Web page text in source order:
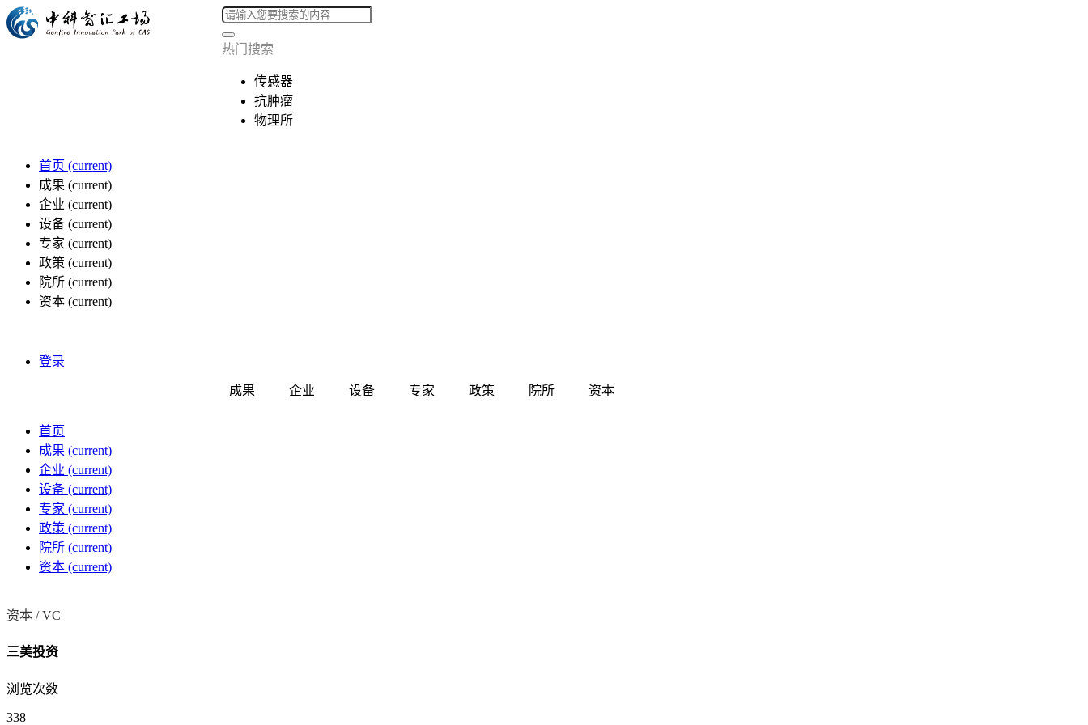
热门搜索
传感器
抗肿瘤
物理所
首页 (current)
成果 (current)
企业 (current)
设备 (current)
专家 (current)
政策 (current)
院所 (current)
资本 (current)
登录
成果 企业 设备 专家 政策 院所 资本
首页
成果 (current)
企业 (current)
设备 (current)
专家 (current)
政策 (current)
院所 (current)
资本 (current)
资本 /VC
三美投资
浏览次数
338